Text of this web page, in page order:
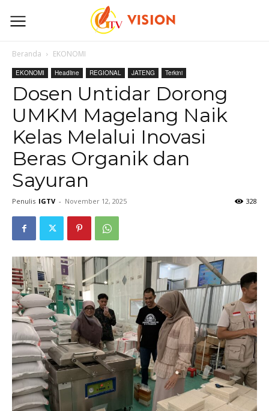
Beranda EKONOMI
EKONOMI Headline REGIONAL JATENG Terkini
Dosen Untidar Dorong
UMKM Magelang Naik
Kelas Melalui Inovasi
Beras Organik dan
Sayuran
Penulis IGTV - November 12, 2025 328